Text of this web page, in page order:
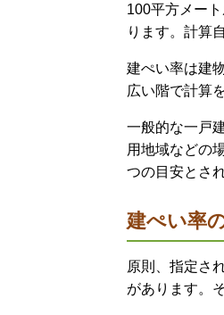
100平方メー
ります。計算
建ぺい率は建
広い階で計算
一般的な一戸
用地域などの
つの目安とさ
建ぺい率
原則、指定さ
があります。